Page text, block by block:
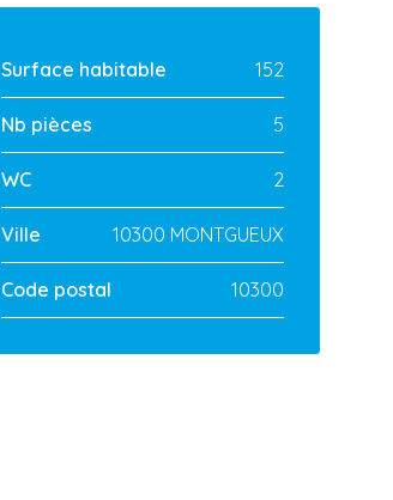
Surface habitable 152
Nb pièces 5
WC 2
Ville 10300 MONTGUEUX
Code postal 10300